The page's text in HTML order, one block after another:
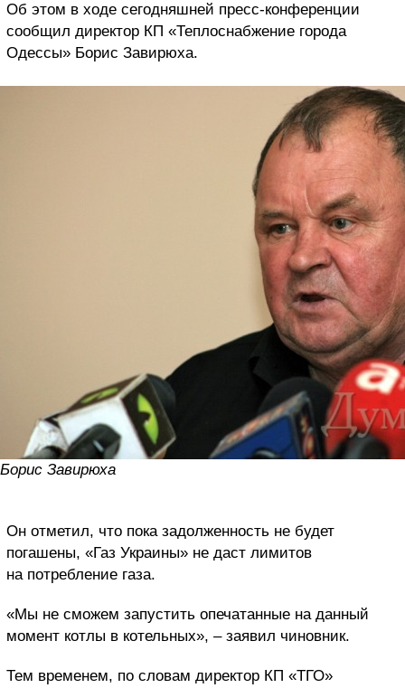
Об этом в ходе сегодняшней пресс-конференции
сообщил директор КП «Теплоснабжение города
Одессы» Борис Завирюха.
Борис Завирюха
Он отметил, что пока задолженность не будет
погашены, «Газ Украины» не даст лимитов
на потребление газа.
«Мы не сможем запустить опечатанные на данный
момент котлы в котельных», – заявил чиновник.
Тем временем, по словам директор КП «ТГО»